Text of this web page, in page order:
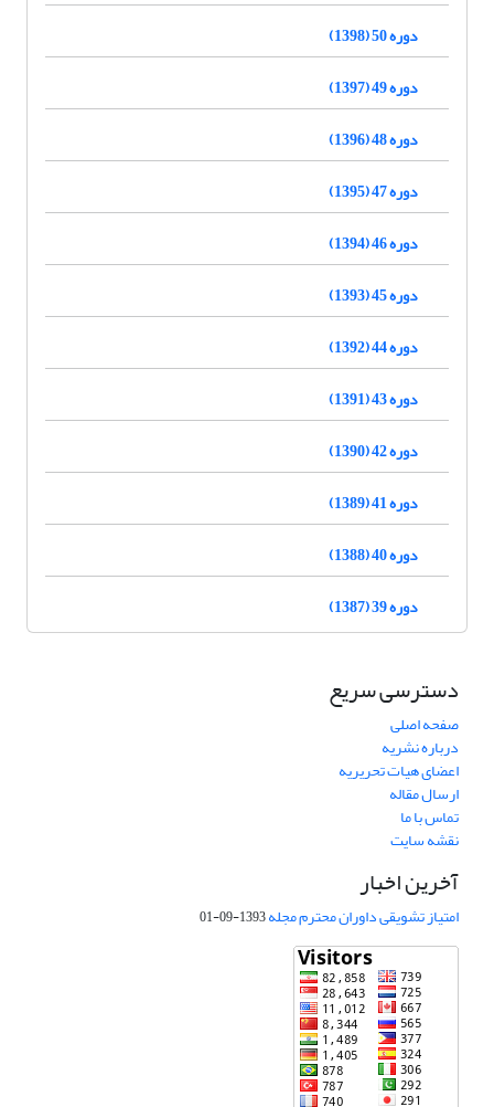
دوره 50 (1398)
دوره 49 (1397)
دوره 48 (1396)
دوره 47 (1395)
دوره 46 (1394)
دوره 45 (1393)
دوره 44 (1392)
دوره 43 (1391)
دوره 42 (1390)
دوره 41 (1389)
دوره 40 (1388)
دوره 39 (1387)
دسترسی سریع
صفحه اصلی
درباره نشریه
اعضای هیات تحریریه
ارسال مقاله
تماس با ما
نقشه سایت
آخرین اخبار
امتیاز تشویقی داوران محترم مجله1393-09-01